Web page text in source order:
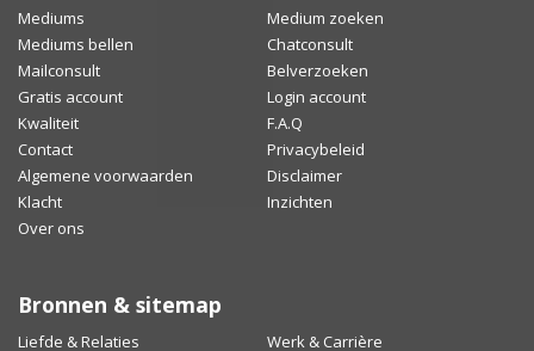
Mediums
Medium zoeken
Mediums bellen
Chatconsult
Mailconsult
Belverzoeken
Gratis account
Login account
Kwaliteit
F.A.Q
Contact
Privacybeleid
Algemene voorwaarden
Disclaimer
Klacht
Inzichten
Over ons
Bronnen & sitemap
Liefde & Relaties Werk & Carrière